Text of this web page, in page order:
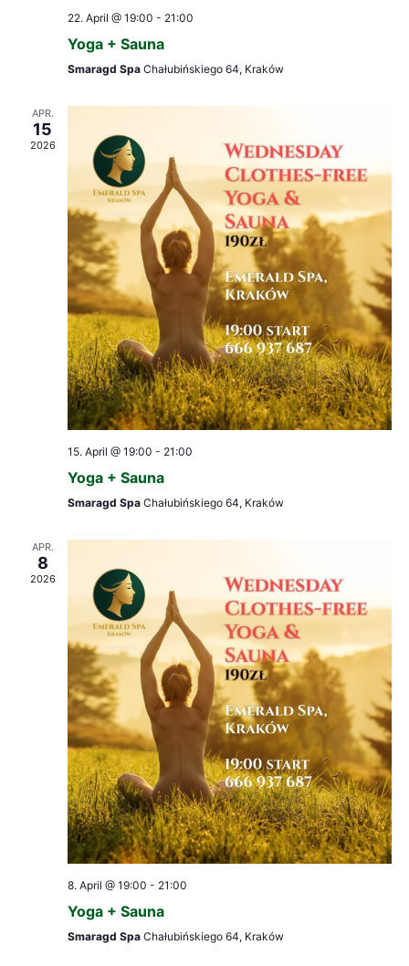
22. April @ 19:00 - 21:00
Yoga + Sauna
Smaragd Spa Chałubińskiego 64, Kraków
APR.
15
2026
15. April @ 19:00 - 21:00
Yoga + Sauna
Smaragd Spa Chałubińskiego 64, Kraków
APR.
8
2026
8. April @ 19:00 - 21:00
Yoga + Sauna
Smaragd Spa Chałubińskiego 64, Kraków